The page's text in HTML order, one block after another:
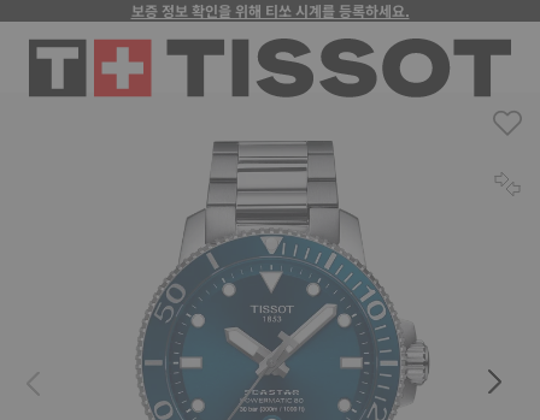
보증 정보 확인을 위해 티쏘 시계를 등록하세요.